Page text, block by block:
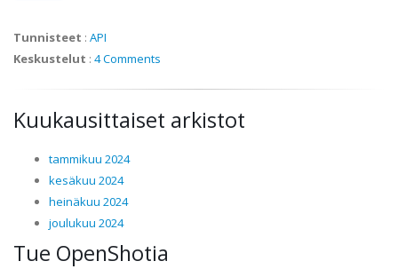
Tunnisteet : API
Keskustelut : 4 Comments
Kuukausittaiset arkistot
tammikuu 2024
kesäkuu 2024
heinäkuu 2024
joulukuu 2024
Tue OpenShotia